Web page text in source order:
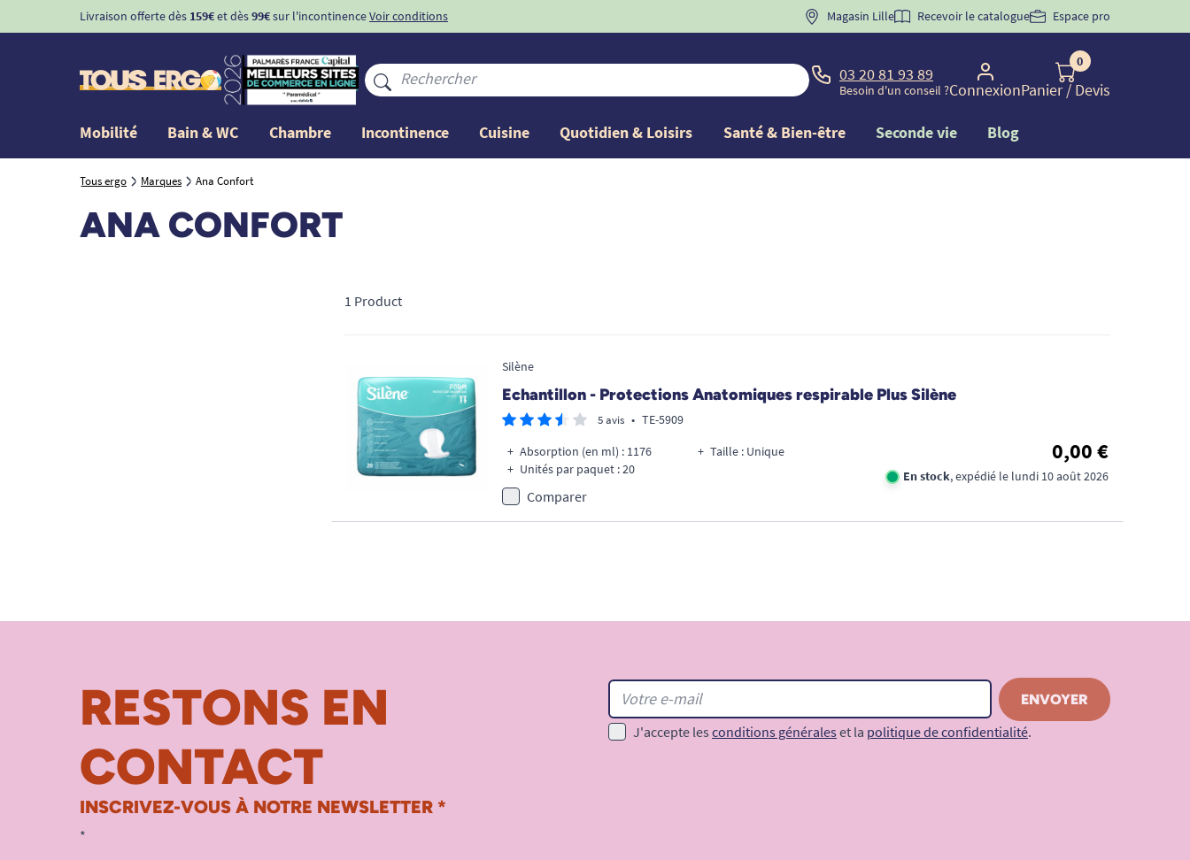
Livraison offerte dès 159€et dès99€sur l'incontinenceVoir conditions BIENVENUE" pourla 1ère commande d'incontinence
Magasin Lille Recevoir le catalogue Espace pro
03 20 81 93 89
Besoin d'un conseil ?Connexion
0
Panier/ Devis
Mobilité Bain & WC Chambre Incontinence Cuisine Quotidien & Loisirs Santé & Bien-être Seconde vie Blog
Tous ergo Marques Ana Confort
ANA CONFORT
1 Product
Silène
Echantillon - Protections Anatomiques respirable Plus Silène
5 avis • TE-5909
Absorption (en ml) : 1176
Unités par paquet : 20
Taille : Unique 0,00 €
En stock, expédié le lundi 10 août 2026
Comparer
RESTONS EN
CONTACT
INSCRIVEZ-VOUS À NOTRE NEWSLETTER *
*
J'accepte les conditions générales et la politique de confidentialité.